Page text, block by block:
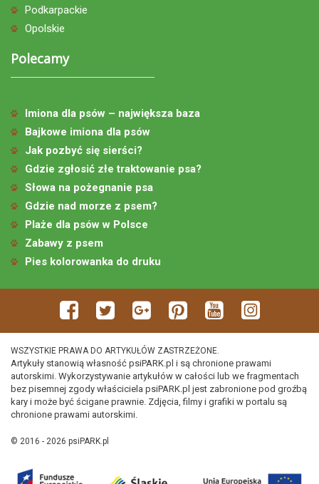
Podkarpackie
Opolskie
Polecamy
Imiona dla psów – największa baza
Bajkowe imiona dla psów
Jak pozbyć się sierści?
Gdzie zgłosić złe traktowanie psa?
Słowa na pożegnanie psa
Gdzie nad morze z psem?
Plaże dla psów w Polsce
Zabawy z psem
Pies kolorowanka do druku
WSZYSTKIE PRAWA DO ARTYKUŁÓW ZASTRZEŻONE.
Artykuły stanowią własność psiPARK.pl i są chronione prawami
autorskimi. Wykorzystywanie artykułów w całości lub we fragmentach
bez pisemnej zgody właściciela psiPARK.pl jest zabronione pod groźbą
kary i może być ścigane prawnie. Zdjęcia, filmy i grafiki w portalu są
chronione prawami autorskimi.
© 2016 - 2026 psiPARK.pl